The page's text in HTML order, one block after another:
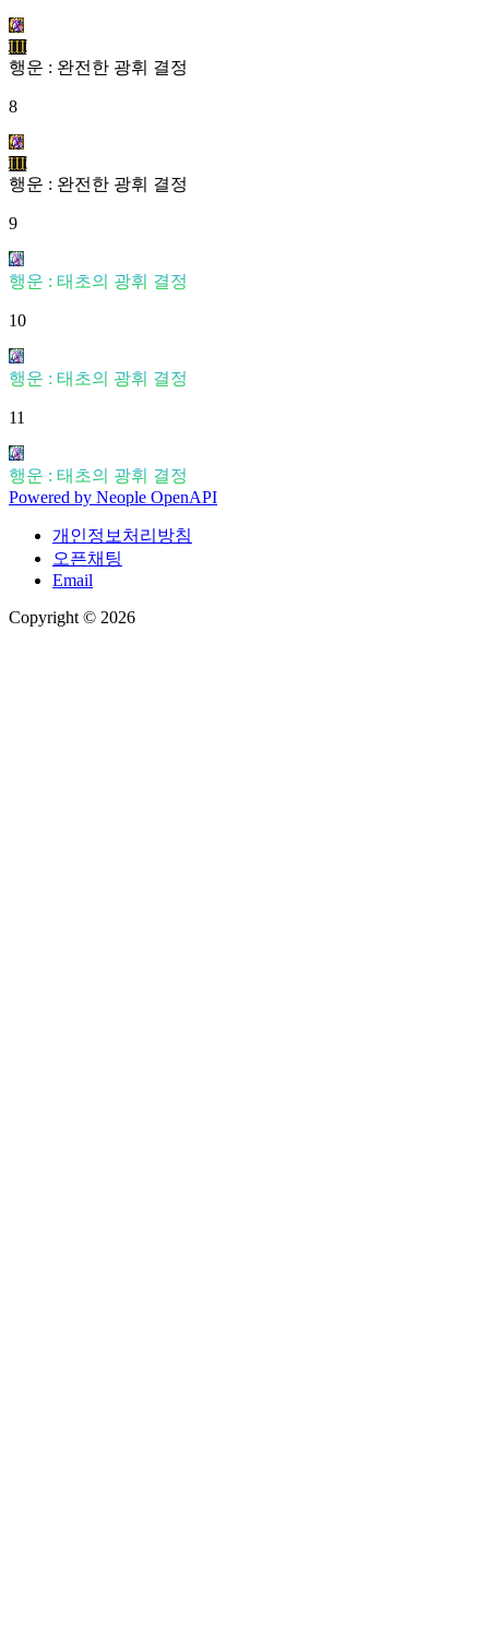
III
행운 : 완전한 광휘 결정
8
III
행운 : 완전한 광휘 결정
9
행운 : 태초의 광휘 결정
10
행운 : 태초의 광휘 결정
11
행운 : 태초의 광휘 결정
Powered by Neople OpenAPI
개인정보처리방침
오픈채팅
Email
Copyright © 2026